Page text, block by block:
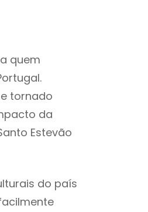
quem
tornado
da
Estevão
do país